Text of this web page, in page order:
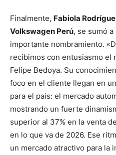
Finalmente, Fabiola
Volkswagen Perú, se sumó
importante nombramiento.
recibimos con entusiasmo el
Felipe Bedoya. Su
foco en el cliente llegan en
para el país: el mercado
mostrando un fuerte
superior al 37% en la venta
en lo que va de 2026. Ese
un mercado atractivo para la